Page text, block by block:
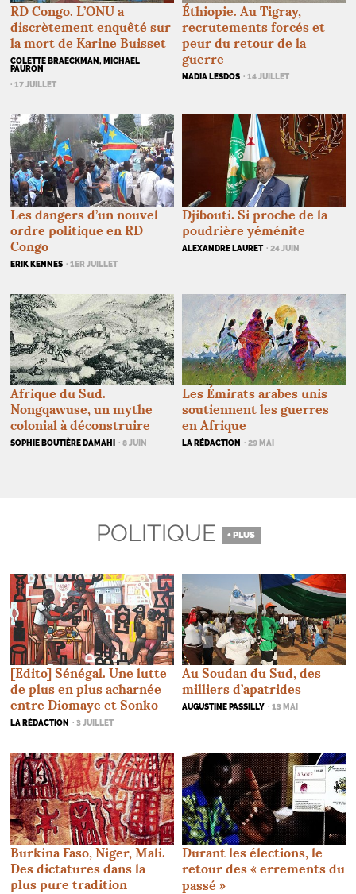
RD Congo. L’ONU a
discrètement enquêté sur
la mort de Karine Buisset
COLETTE BRAECKMAN, MICHAEL
PAURON
· 17 JUILLET
Éthiopie. Au Tigray,
recrutements forcés et
peur du retour de la
guerre
NADIA LESDOS · 14 JUILLET
Les dangers d’un nouvel
ordre politique enRD
Congo
ERIK KENNES · 1ER JUILLET
Djibouti. Si proche de la
poudrière yéménite
ALEXANDRE LAURET · 24 JUIN
Afrique du Sud.
Nongqawuse, un mythe
colonial à déconstruire
SOPHIE BOUTIÈRE DAMAHI · 8 JUIN
Les Émirats arabes unis
soutiennent les guerres
en Afrique
LA RÉDACTION · 29 MAI
POLITIQUE + PLUS
[Edito] Sénégal. Une lutte
de plus en plus acharnée
entre Diomaye et Sonko
LA RÉDACTION · 3 JUILLET
Au Soudan du Sud, des
milliers d’apatrides
AUGUSTINE PASSILLY · 13 MAI
Burkina Faso, Niger, Mali.
Des dictatures dans la
plus pure tradition
Durant les élections, le
retour des « errements du
passé »